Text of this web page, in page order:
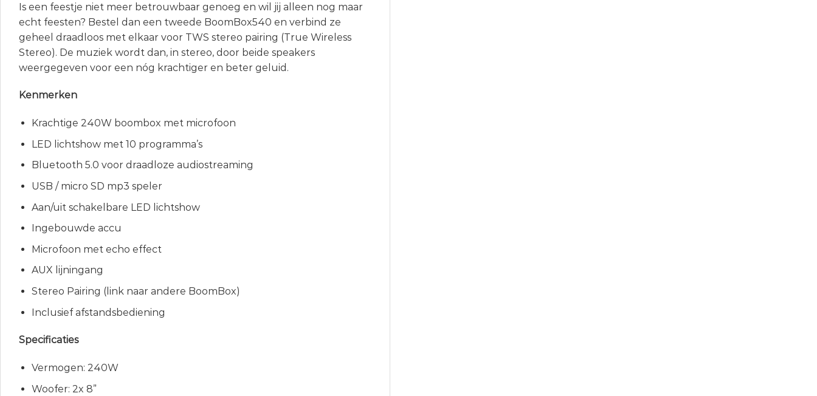
Is een feestje niet meer betrouwbaar genoeg en wil jij alleen nog maar
echt feesten? Bestel dan een tweede BoomBox540 en verbind ze
geheel draadloos met elkaar voor TWS stereo pairing (True Wireless
Stereo). De muziek wordt dan, in stereo, door beide speakers
weergegeven voor een nóg krachtiger en beter geluid.
Kenmerken
Krachtige 240W boombox met microfoon
LED lichtshow met 10 programma’s
Bluetooth 5.0 voor draadloze audiostreaming
USB / micro SD mp3 speler
Aan/uit schakelbare LED lichtshow
Ingebouwde accu
Microfoon met echo effect
AUX lijningang
Stereo Pairing (link naar andere BoomBox)
Inclusief afstandsbediening
Specificaties
Vermogen: 240W
Woofer: 2x 8”